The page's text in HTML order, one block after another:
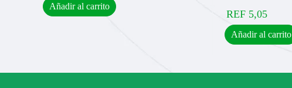
Añadir al carrito
REF 5,05
Añadir al carrito